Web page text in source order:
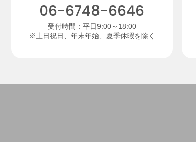
06-6748-6646
受付時間：平日9:00～18:00
※土日祝日、年末年始、夏季休暇を除く